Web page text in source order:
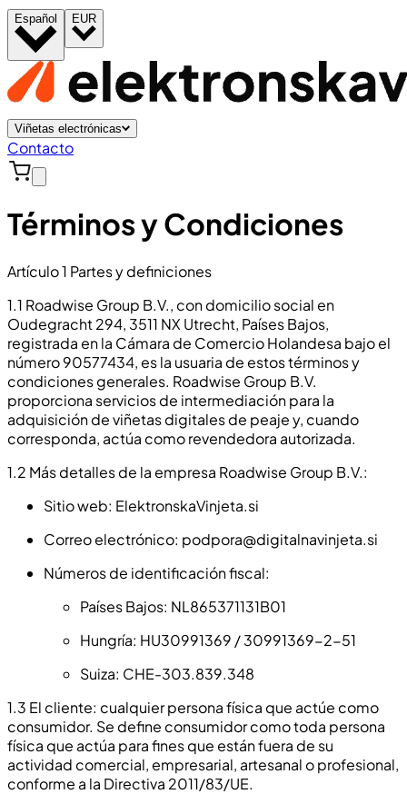
Español EUR
Viñetas electrónicas
Contacto
Términos y Condiciones
Artículo 1 Partes y definiciones
1.1 Roadwise Group B.V., con domicilio social en
Oudegracht 294, 3511 NX Utrecht, Países Bajos,
registrada en la Cámara de Comercio Holandesa bajo el
número 90577434, es la usuaria de estos términos y
condiciones generales. Roadwise Group B.V.
proporciona servicios de intermediación para la
adquisición de viñetas digitales de peaje y, cuando
corresponda, actúa como revendedora autorizada.
1.2 Más detalles de la empresa Roadwise Group B.V.:
Sitio web: ElektronskaVinjeta.si
Correo electrónico: podpora@digitalnavinjeta.si
Números de identificación fiscal:
Países Bajos: NL865371131B01
Hungría: HU30991369 / 30991369-2-51
Suiza: CHE-303.839.348
1.3 El cliente: cualquier persona física que actúe como
consumidor. Se define consumidor como toda persona
física que actúa para fines que están fuera de su
actividad comercial, empresarial, artesanal o profesional,
conforme a la Directiva 2011/83/UE.